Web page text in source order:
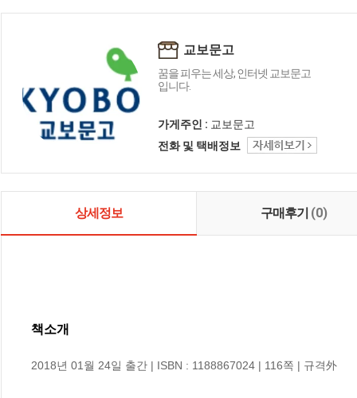
교보문고
꿈을 피우는 세상, 인터넷 교보문고
입니다.
가게주인 : 교보문고
전화 및 택배정보
상세정보 구매후기 (0)
책소개
2018년 01월 24일 출간 | ISBN : 1188867024 | 116쪽 | 규격外